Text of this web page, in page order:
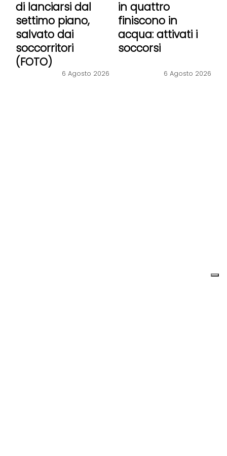
di lanciarsi dal
settimo piano,
salvato dai
soccorritori
(FOTO)
6 Agosto 2026
in quattro
finiscono in
acqua: attivati i
soccorsi
6 Agosto 2026